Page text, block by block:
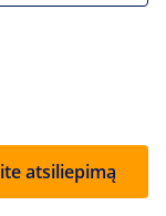
atsiliepimą